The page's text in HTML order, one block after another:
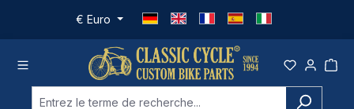
Passer au contenu principal
€ Euro